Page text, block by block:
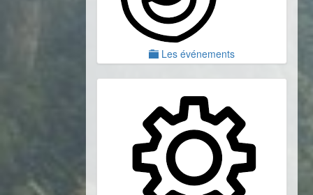
Les événements